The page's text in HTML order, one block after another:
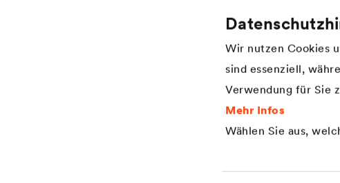
Wir nutzen Cookies
sind essenziell,
Verwendung für Sie
Mehr Infos
Wählen Sie aus,
Luft- und Dampfsperren
Dachzubehör
Fassadenbahnen bei offenen
Dränbahnen
Wasserspeicherbahnen